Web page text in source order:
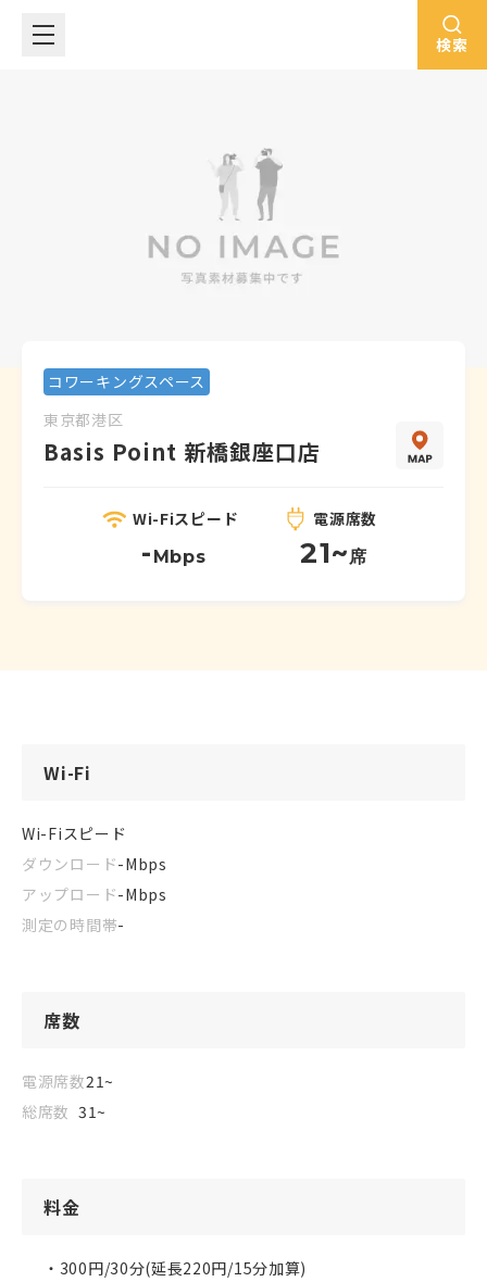
検索
コワーキングスペース
東京都港区
Basis Point 新橋銀座口店
Wi-Fiスピード
- Mbps
電源席数
21~席
Wi-Fi
Wi-Fiスピード
ダウンロード-Mbps
アップロード-Mbps
測定の時間帯-
席数
電源席数21~
総席数 31~
料金
・300円/30分(延長220円/15分加算)